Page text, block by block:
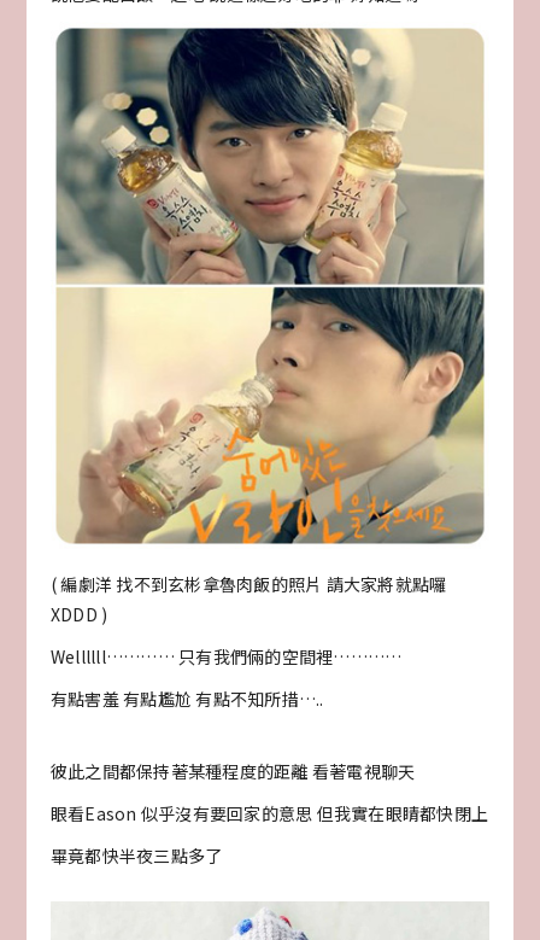
( 編劇洋 找不到玄彬拿魯肉飯的照片 請大家將就點囉
XDDD )
Wellllll………… 只有我們倆的空間裡…………
有點害羞 有點尷尬 有點不知所措…..
彼此之間都保持著某種程度的距離 看著電視聊天
眼看Eason 似乎沒有要回家的意思 但我實在眼睛都快閉上
畢竟都快半夜三點多了